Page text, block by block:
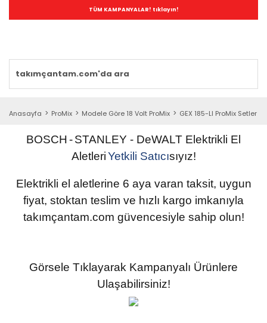
TÜM KAMPANYALAR! tıklayın!
Anasayfa ProMix Modele Göre 18 Volt ProMix GEX 185-LI ProMix Setler
BOSCH-STANLEY - DeWALT Elektrikli El
AletleriYetkili Satıcısıyız!
Elektrikli el aletlerine 6 aya varan taksit, uygun
fiyat, stoktan teslim ve hızlı kargo imkanıyla
takımçantam.com güvencesiyle sahip olun!
Görsele Tıklayarak Kampanyalı Ürünlere
Ulaşabilirsiniz!